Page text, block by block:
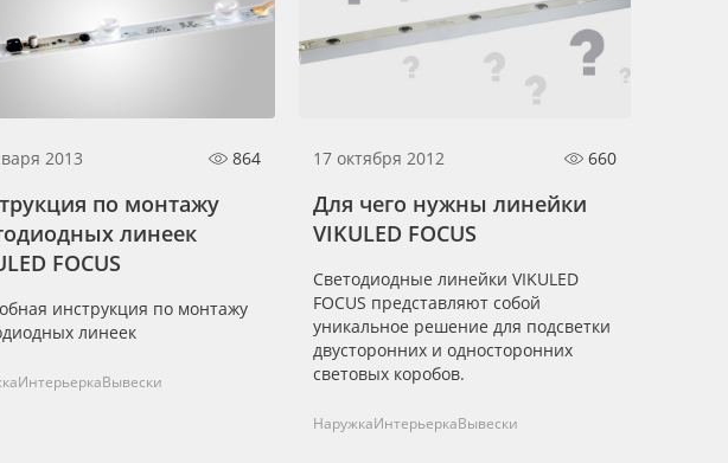
2013 864
по монтажу
линеек
FOCUS
инструкция по монтажу
линеек
ИнтерьеркаВывески
17 октября 2012 660
Для чего нужны линейки
VIKULED FOCUS
Светодиодные линейки VIKULED
FOCUS представляют собой
уникальное решение для подсветки
двусторонних и односторонних
световых коробов.
НаружкаИнтерьеркаВывески